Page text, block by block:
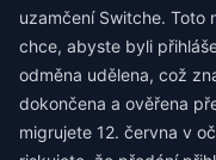
uzamčení Switche. Toto
chce, abyste byli
odměna udělena, což
dokončena a ověřena
migrujete 12. června v